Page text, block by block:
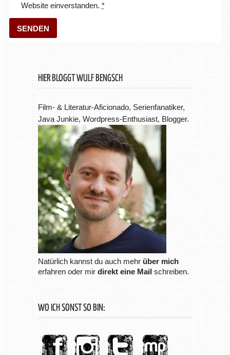
Website einverstanden. *
HIER BLOGGT WULF BENGSCH
Film- & Literatur-Aficionado, Serienfanatiker,
Java Junkie, Wordpress-Enthusiast, Blogger.
Natürlich kannst du auch mehr über mich
erfahren oder mir direkt eine Mailschreiben.
WO ICH SONST SO BIN: